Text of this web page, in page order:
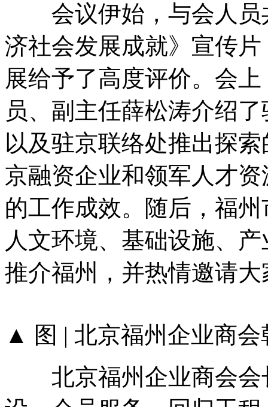
会议伊始，与会人员
济社会发展成就》宣传
展给予了高度评价。会
员、副主任薛松涛介绍
以及驻京联络处推出探
京融资企业和领军人才
的工作成效。随后，福
人文环境、基础设施、
推介福州，并热情邀请
▲ 图 | 北京福州企业商
北京福州企业商会会